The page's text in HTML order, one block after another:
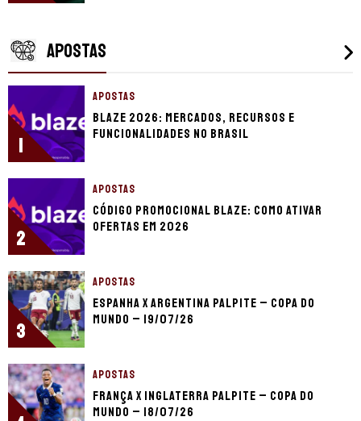
APOSTAS
1
APOSTAS
Blaze 2026: mercados, recursos e
funcionalidades no Brasil
2
APOSTAS
Código promocional Blaze: como ativar
ofertas em 2026
3
APOSTAS
Espanha x Argentina palpite – Copa do
Mundo – 19/07/26
APOSTAS
França x Inglaterra palpite – Copa do
Mundo – 18/07/26